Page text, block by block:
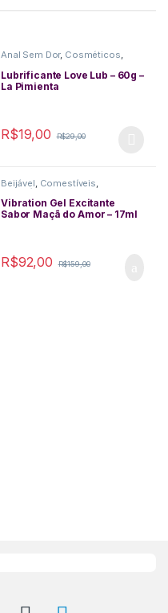
Anal Sem Dor, Cosméticos,
Massagem,Plug Anal,Sexo
Anal
Lubrificante Love Lub – 60g –
La Pimienta
R$19,00 R$29,00
Beijável Comestíveis
Cosméticos Delicias Orais
Eletrizantes,Excitantes,
Funcionais ,Lubrificantes,
Vibradores
Vibration Gel Excitante
Sabor Maçã do Amor – 17ml
R$92,00 R$159,00